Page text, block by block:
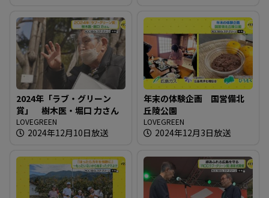
2024年「ラブ・グリーン
賞」 樹木医・堀口 力さん
LOVEGREEN
2024年12月10日放送
年末の体験企画 国営備北
丘陵公園
LOVEGREEN
2024年12月3日放送